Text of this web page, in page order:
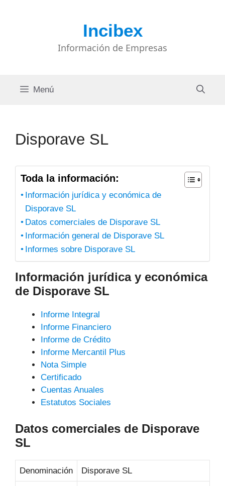
Incibex
Información de Empresas
Menú
Disporave SL
Toda la información:
Información jurídica y económica de
Disporave SL
Datos comerciales de Disporave SL
Información general de Disporave SL
Informes sobre Disporave SL
Información jurídica y económica
de Disporave SL
Informe Integral
Informe Financiero
Informe de Crédito
Informe Mercantil Plus
Nota Simple
Certificado
Cuentas Anuales
Estatutos Sociales
Datos comerciales de Disporave
SL
Denominación Disporave SL